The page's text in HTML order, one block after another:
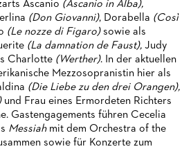
FÜR ABONNENT*INNEN
IN ZEITEN IHRER REGRESSION
OPER
FRANKFURT GMBH
Ascanio (Ascanio in Alba),
(Don Giovanni), Dorabella (Così
(Le nozze di Figaro)sowie als
(La damnation de Faust), Judy
Charlotte (Werther). In der aktuellen
Mezzosopranistin hier als
(Die Liebe zu den drei Orangen),
und Frau eines Ermordeten Richters
Gastengagements führen Cecelia
Messiahmit dem Orchestra of the
sowie für Konzerte zum